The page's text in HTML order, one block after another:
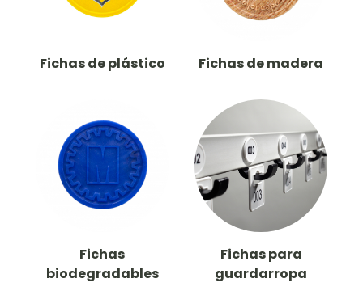
Fichas de plástico Fichas de madera
Fichas
biodegradables
Fichas para
guardarropa